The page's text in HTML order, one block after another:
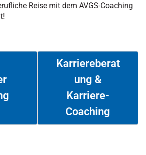
Reise mit dem AVGS-Coaching
Karriereberat
ung &
Karriere-
Coaching
Weiterlesen